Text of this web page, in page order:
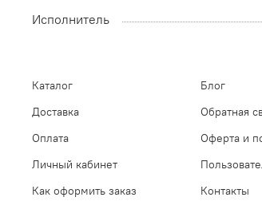
Исполнитель
Каталог
Доставка
Оплата
Личный кабинет
Как оформить заказ
Блог
Обратная
Оферта и
Контакты